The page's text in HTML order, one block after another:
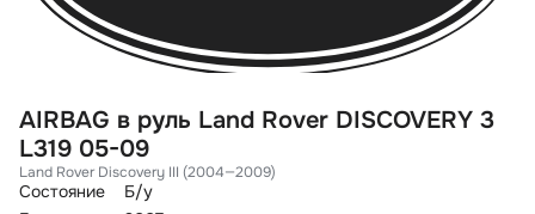
AIRBAG в руль Land Rover DISCOVERY 3
L319 05-09
Land Rover Discovery III (2004—2009)
Состояние
Б/у